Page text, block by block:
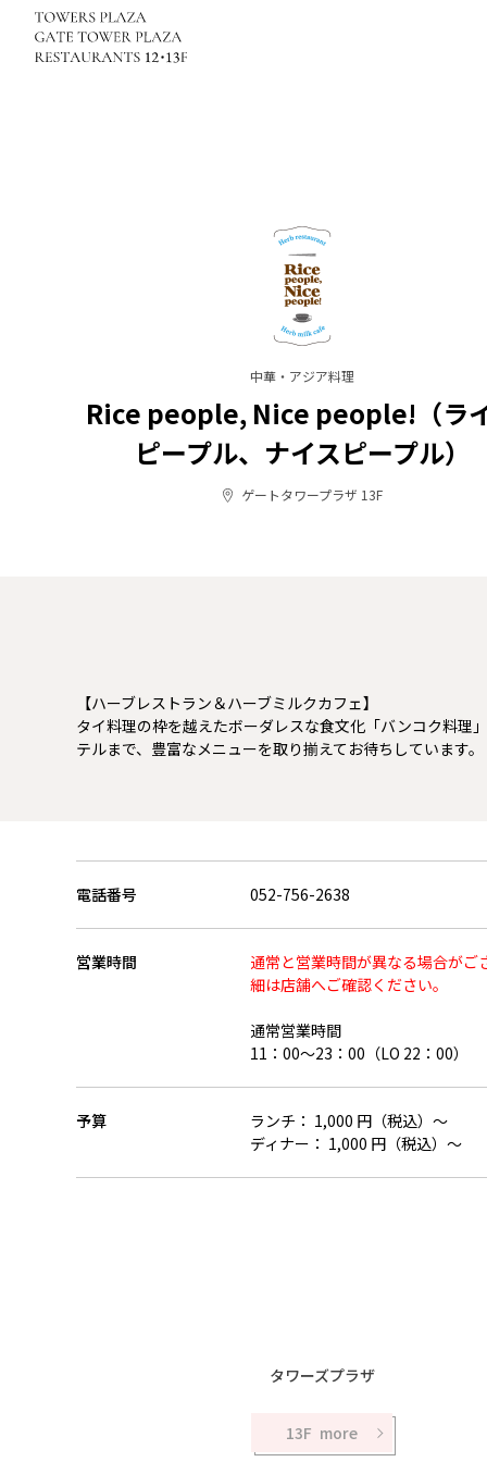
中華・アジア料理
Rice people, Nice people!（ラ
ピープル、ナイスピープル）
ゲートタワープラザ 13F
【ハーブレストラン＆ハーブミルクカフェ】
タイ料理の枠を越えたボーダレスな食文化「バンコク料理
テルまで、豊富なメニューを取り揃えてお待ちしています。
電話番号 052-756-2638
営業時間
通常と営業時間が異なる場合がご
細は店舗へご確認ください。
通常営業時間
11：00～23：00（LO 22：00）
予算
ランチ： 1,000 円（税込）～
ディナー： 1,000 円（税込）～
タワーズプラザ
13F